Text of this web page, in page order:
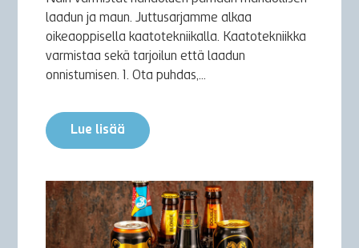
laadun ja maun. Juttusarjamme alkaa
oikeaoppisella kaatotekniikalla. Kaatotekniikka
varmistaa sekä tarjoilun että laadun
onnistumisen. 1. Ota puhdas,...
Lue lisää